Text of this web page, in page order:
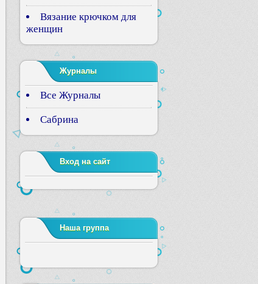
Вязание крючком для
женщин
Журналы
Все Журналы
Сабрина
Вход на сайт
Наша группа